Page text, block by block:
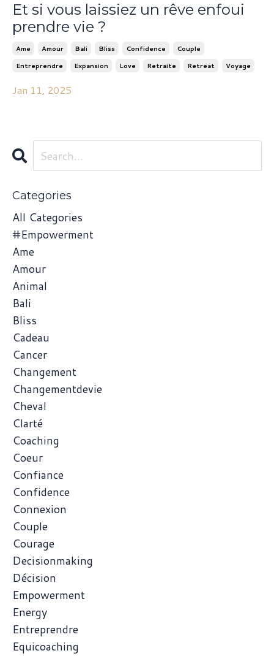
Et si vous laissiez un rêve enfoui
prendre vie ?
Ame Amour Bali Bliss Confidence
Couple
Entreprendre
Expansion Love Retraite Retreat Voyage
Jan 11, 2025
Categories
All Categories
#empowerment
Ame
Amour
Animal
Bali
Bliss
Cadeau
Cancer
Changement
Changementdevie
Cheval
Clarté
Coaching
Coeur
Confiance
Confidence
Connexion
Couple
Courage
Decisionmaking
Décision
Empowerment
Energy
Entreprendre
Equicoaching